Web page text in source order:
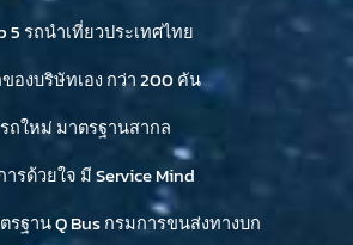
5 รถนำเที่ยวประเทศไทย
องบริษัทเอง กว่า 200 คัน
รถใหม่ มาตรฐานสากล
ารด้วยใจ มี Service Mind
รฐาน Q Bus กรมการขนส่งทางบก